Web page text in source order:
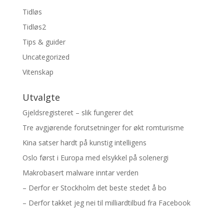
Tidløs
Tidløs2
Tips & guider
Uncategorized
Vitenskap
Utvalgte
Gjeldsregisteret – slik fungerer det
Tre avgjørende forutsetninger for økt romturisme
Kina satser hardt på kunstig intelligens
Oslo først i Europa med elsykkel på solenergi
Makrobasert malware inntar verden
– Derfor er Stockholm det beste stedet å bo
– Derfor takket jeg nei til milliardtilbud fra Facebook